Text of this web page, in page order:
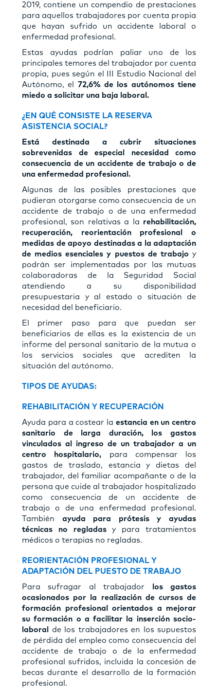
2019, contiene un compendio de prestaciones
para aquellos trabajadores por cuenta propia
que hayan sufrido un accidente laboral o
enfermedad profesional.
Estas ayudas podrían paliar uno de los
principales temores del trabajador por cuenta
propia, pues según el III Estudio Nacional del
Autónomo, el 72,6% de los autónomos tiene
miedo a solicitar una baja laboral.
¿EN QUÉ CONSISTE LA RESERVA
ASISTENCIA SOCIAL?
Está destinada a cubrir situaciones
sobrevenidas de especial necesidad como
consecuencia de un accidente de trabajo o de
una enfermedad profesional.
Algunas de las posibles prestaciones que
pudieran otorgarse como consecuencia de un
accidente de trabajo o de una enfermedad
profesional, son relativas a la rehabilitación,
recuperación, reorientación profesional o
medidas de apoyo destinadas a la adaptación
de medios esenciales y puestos de trabajo y
podrán ser implementadas por las mutuas
colaboradoras de la Seguridad Social
atendiendo a su disponibilidad
presupuestaria y al estado o situación de
necesidad del beneficiario.
El primer paso para que puedan ser
beneficiarios de ellas es la existencia de un
informe del personal sanitario de la mutua o
los servicios sociales que acrediten la
situación del autónomo.
TIPOS DE AYUDAS:
REHABILITACIÓN Y RECUPERACIÓN
Ayuda para a costear la estancia en un centro
sanitario de larga duración, los gastos
vinculados al ingreso de un trabajador a un
centro hospitalario, para compensar los
gastos de traslado, estancia y dietas del
trabajador, del familiar acompañante o de la
persona que cuide al trabajador hospitalizado
como consecuencia de un accidente de
trabajo o de una enfermedad profesional.
También ayuda para prótesis y ayudas
técnicas no regladasy para tratamientos
médicos o terapias no regladas.
REORIENTACIÓN PROFESIONAL Y
ADAPTACIÓN DEL PUESTO DE TRABAJO
Para sufragar al trabajador los gastos
ocasionados por la realización de cursos de
formación profesional orientados a mejorar
su formación o a facilitar la inserción socio-
laboral
de los trabajadores en los supuestos
de pérdida del empleo como consecuencia del
accidente de trabajo o de la enfermedad
profesional sufridos, incluida la concesión de
becas durante el desarrollo de la formación
profesional.